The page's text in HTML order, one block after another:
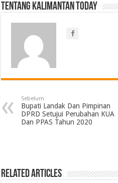
Tentang Kalimantan Today
Sebelum
Bupati Landak Dan Pimpinan
DPRD Setujui Perubahan KUA
Dan PPAS Tahun 2020
Related Articles